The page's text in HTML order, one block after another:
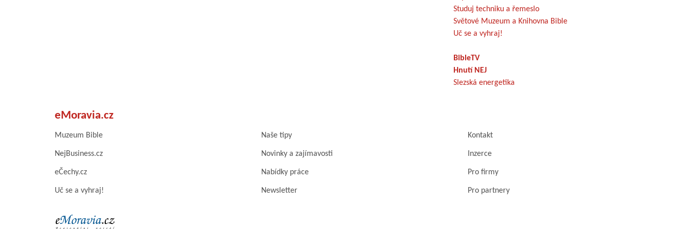
Studuj techniku a řemeslo
Světové Muzeum a Knihovna Bible
Uč se a vyhraj!
BibleTV
Hnutí NEJ
Slezská energetika
eMoravia.cz
Muzeum Bible Naše tipy Kontakt
NejBusiness.cz Novinky a zajímavosti Inzerce
eČechy.cz Nabídky práce Pro firmy
Uč se a vyhraj! Newsletter Pro partnery